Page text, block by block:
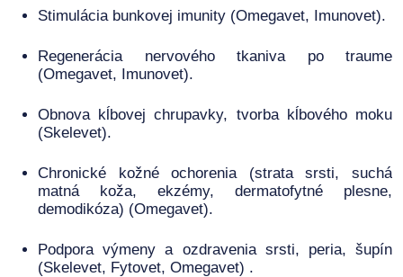
Stimulácia bunkovej imunity (Omegavet, Imunovet).
Regenerácia nervového tkaniva po traume
(Omegavet, Imunovet).
Obnova kĺbovej chrupavky, tvorba kĺbového moku
(Skelevet).
Chronické kožné ochorenia (strata srsti, suchá
matná koža, ekzémy, dermatofytné plesne,
demodikóza) (Omegavet).
Podpora výmeny a ozdravenia srsti, peria, šupín
(Skelevet, Fytovet, Omegavet) .